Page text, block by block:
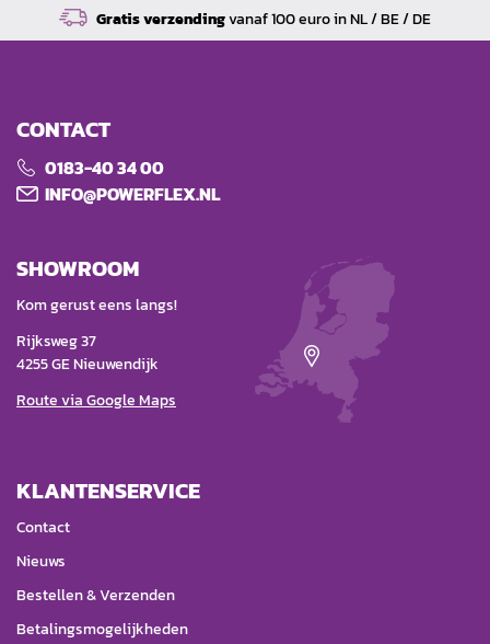
Gratis verzendingvanaf 100 euro in NL / BE / DE
CONTACT
0183-40 34 00
INFO@POWERFLEX.NL
SHOWROOM
Kom gerust eens langs!
Rijksweg 37
4255 GE Nieuwendijk
Route via Google Maps
KLANTENSERVICE
Contact
Nieuws
Bestellen & Verzenden
Betalingsmogelijkheden